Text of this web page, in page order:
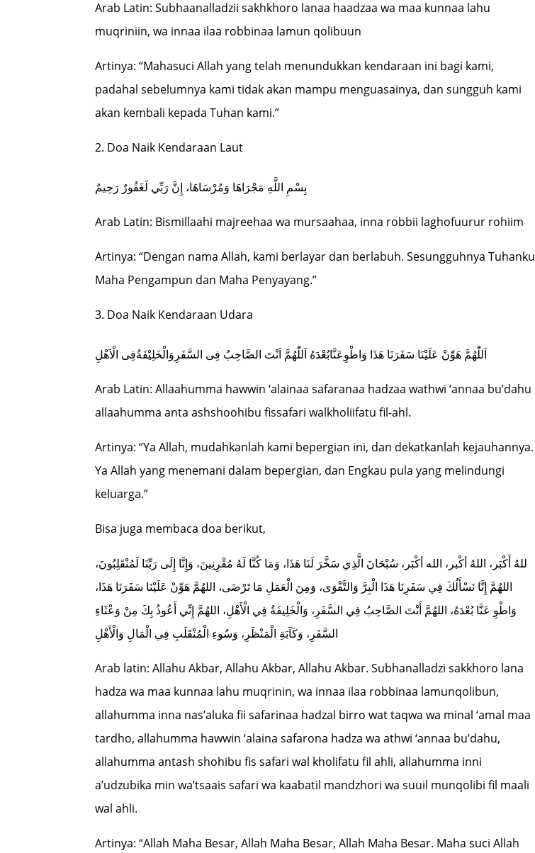
Arab Latin: Subhaanalladzii sakhkhoro lanaa haadzaa wa maa kunnaa lahu
muqriniin, wa innaa ilaa robbinaa lamun qolibuun
Artinya: “Mahasuci Allah yang telah menundukkan kendaraan ini bagi kami,
padahal sebelumnya kami tidak akan mampu menguasainya, dan sungguh kami
akan kembali kepada Tuhan kami.”
Doa Naik Kendaraan Laut
بِسْمِ اللَّهِ مَجْرَاهَا وَمُرْسَاهَا، إِنَّ رَبِّي لَغَفُورٌ رَحِيمٌ
Arab Latin: Bismillaahi majreehaa wa mursaahaa, inna robbii laghofuurur rohiim
Artinya: “Dengan nama Allah, kami berlayar dan berlabuh. Sesungguhnya Tuhanku
Maha Pengampun dan Maha Penyayang.”
Doa Naik Kendaraan Udara
اَللّٰهُمَّ هَوِّنْ عَلَيْنَا سَفَرَنَا هَذَا وَاطْوِعَنَّابُعْدَهُ اَللّٰهُمَّ اَنْتَ الصَّاحِبُ فِى السَّفَرِوَالْخَلِيْفَةُفِى الْاَهْلِ
Arab Latin: Allaahumma hawwin ‘alainaa safaranaa hadzaa wathwi ‘annaa bu’dahu
allaahumma anta ashshoohibu fissafari walkholiifatu fil-ahl.
Artinya: “Ya Allah, mudahkanlah kami bepergian ini, dan dekatkanlah kejauhannya.
Ya Allah yang menemani dalam bepergian, dan Engkau pula yang melindungi
keluarga.”
Bisa juga membaca doa berikut,
للهُ أَكْبَر، اللهُ أكْبر، الله أكْبَر، سُبْحَانَ الَّذِي سَخَّرَ لَنَا هَذَا، وَمَا كُنَّا لَهُ مُقْرِنِينَ، وَإِنَّا إِلَى رَبِّنَا لَمُنْقَلِبُونَ،
اللهُمَّ إِنَّا نَسْأَلُكَ فِي سَفَرِنَا هَذَا الْبِرَّ وَالتَّقْوَى، وَمِنَ الْعَمَلِ مَا تَرْضَى، اللهُمَّ هَوِّنْ عَلَيْنَا سَفَرَنَا هَذَا،
وَاطْوِ عَنَّا بُعْدَهُ، اللهُمَّ أَنْتَ الصَّاحِبُ فِي السَّفَرِ، وَالْخَلِيفَةُ فِي الْأَهْلِ، اللهُمَّ إِنِّي أَعُوذُ بِكَ مِنْ وَعْثَاءِ
السَّفَرِ، وَكَآبَةِ الْمَنْظَرِ، وَسُوءِ الْمُنْقَلَبِ فِي الْمَالِ وَالْأَهْلِ
Arab latin: Allahu Akbar, Allahu Akbar, Allahu Akbar. Subhanalladzi sakkhoro lana
hadza wa maa kunnaa lahu muqrinin, wa innaa ilaa robbinaa lamunqolibun,
allahumma inna nas’aluka fii safarinaa hadzal birro wat taqwa wa minal ‘amal maa
tardho, allahumma hawwin ‘alaina safarona hadza wa athwi ‘annaa bu’dahu,
allahumma antash shohibu fis safari wal kholifatu fil ahli, allahumma inni
a’udzubika min wa’tsaais safari wa kaabatil mandzhori wa suuil munqolibi fil maali
wal ahli.
Artinya: “Allah Maha Besar, Allah Maha Besar, Allah Maha Besar. Maha suci Allah